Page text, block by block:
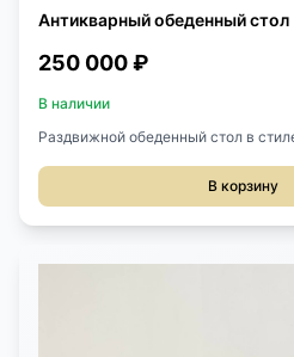
Антикварный обеденный стол
250 000 ₽
В наличии
Раздвижной обеденный стол в
Размер: 130х115х75h см. Размер в
В корзину